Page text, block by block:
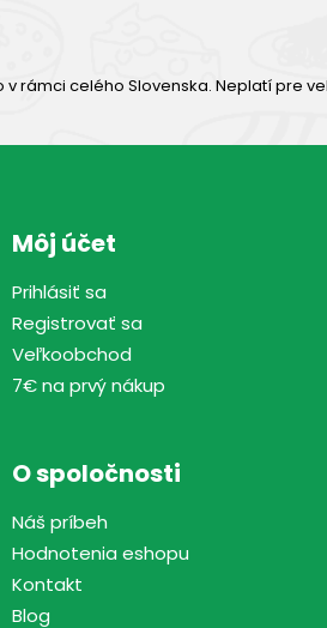
rámci celého Slovenska. Neplatí pre
Môj účet
Prihlásiť sa
Registrovať sa
Veľkoobchod
7€ na prvý nákup
O spoločnosti
Náš príbeh
Hodnotenia eshopu
Kontakt
Blog